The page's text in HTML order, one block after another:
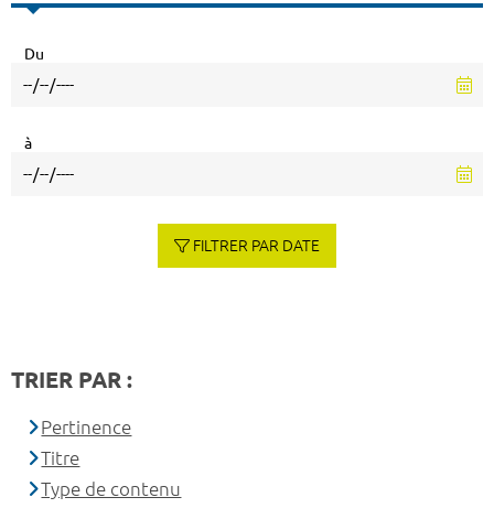
Du
à
FILTRER PAR DATE
TRIER PAR :
Pertinence
Titre
Type de contenu